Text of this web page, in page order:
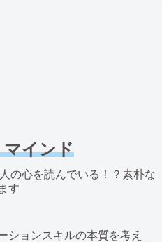
マインド
の心を読んでいる！？素朴な
す
ションスキルの本質を考え